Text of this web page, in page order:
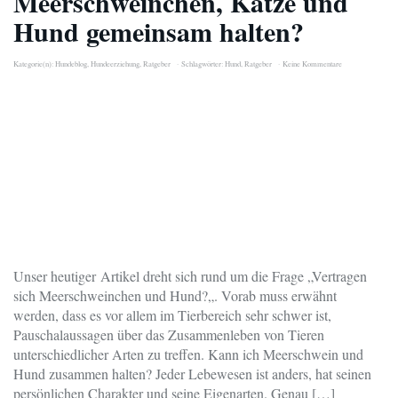
Hund gemeinsam halten?
Kategorie(n):Hundeblog,Hundeerziehung,Ratgeber Schlagwörter:Hund,Ratgeber Keine Kommentare
Unser heutiger Artikel dreht sich rund um die Frage „Vertragen
sich Meerschweinchen und Hund?„. Vorab muss erwähnt
werden, dass es vor allem im Tierbereich sehr schwer ist,
Pauschalaussagen über das Zusammenleben von Tieren
unterschiedlicher Arten zu treffen. Kann ich Meerschwein und
Hund zusammen halten? Jeder Lebewesen ist anders, hat seinen
persönlichen Charakter und seine Eigenarten. Genau […]